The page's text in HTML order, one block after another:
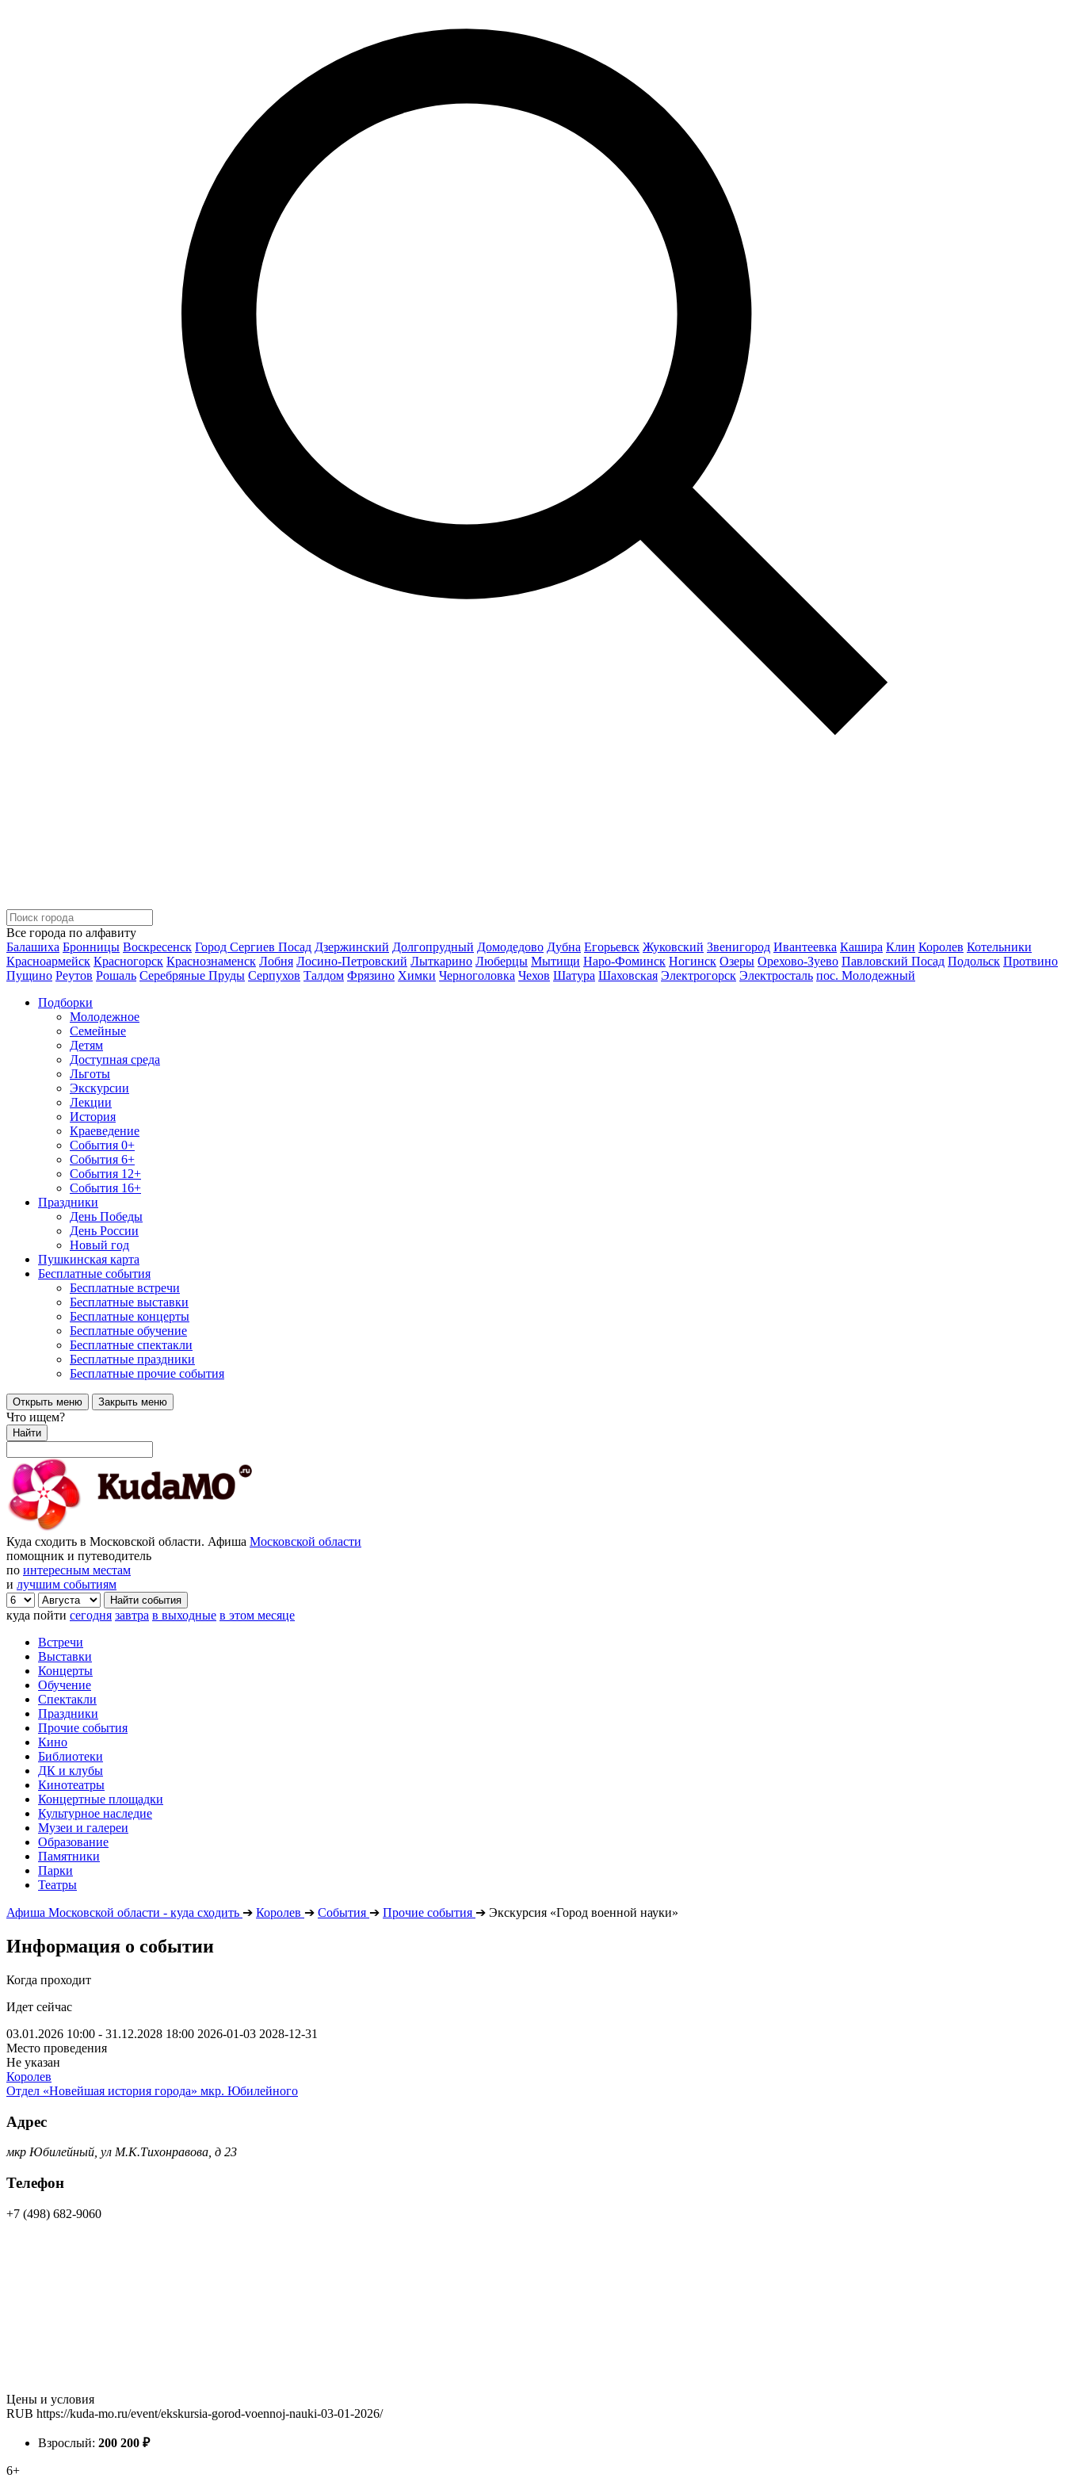
Все города по алфавиту
Балашиха Бронницы Воскресенск Город Сергиев Посад Дзержинский Долгопрудный Домодедово Дубна Егорьевск Жуковский Звенигород Ивантеевка Кашира Клин Королев Котельники
Красноармейск Красногорск Краснознаменск Лобня Лосино-Петровский Лыткарино Люберцы Мытищи Наро-Фоминск Ногинск Озеры Орехово-Зуево Павловский Посад Подольск Протвино
Пущино Реутов Рошаль Серебряные Пруды Серпухов Талдом Фрязино Химки Черноголовка Чехов Шатура Шаховская Электрогорск Электросталь пос. Молодежный
Подборки
Молодежное
Семейные
Детям
Доступная среда
Льготы
Экскурсии
Лекции
История
Краеведение
События 0+
События 6+
События 12+
События 16+
Праздники
День Победы
День России
Новый год
Пушкинская карта
Бесплатные события
Бесплатные встречи
Бесплатные выставки
Бесплатные концерты
Бесплатные обучение
Бесплатные спектакли
Бесплатные праздники
Бесплатные прочие события
Открыть меню Закрыть меню
Что ищем?
Найти
Куда сходить в Московской области. Афиша Московской области
помощник и путеводитель
по интересным местам
и лучшим событиям
куда пойти сегодня завтра в выходные в этом месяце
Встречи
Выставки
Концерты
Обучение
Спектакли
Праздники
Прочие события
Кино
Библиотеки
ДК и клубы
Кинотеатры
Концертные площадки
Культурное наследие
Музеи и галереи
Образование
Памятники
Парки
Театры
Афиша Московской области - куда сходить ➔ Королев ➔ События ➔ Прочие события ➔ Экскурсия «Город военной науки»
Информация о событии
Когда проходит
Идет сейчас
03.01.2026 10:00 - 31.12.2028 18:00 2026-01-03 2028-12-31
Место проведения
Не указан
Королев
Отдел «Новейшая история города» мкр. Юбилейного
Адрес
мкр Юбилейный, ул М.К.Тихонравова, д 23
Телефон
+7 (498) 682-9060
Цены и условия
RUB https://kuda-mo.ru/event/ekskursia-gorod-voennoj-nauki-03-01-2026/
Взрослый: 200 200 ₽
6+